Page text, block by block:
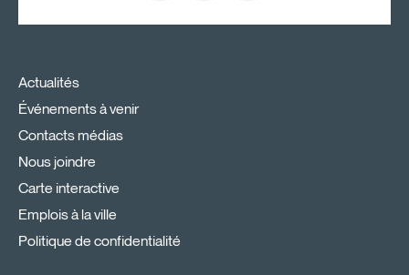
Actualités
Événements à venir
Contacts médias
Nous joindre
Carte interactive
Emplois à la ville
Politique de confidentialité